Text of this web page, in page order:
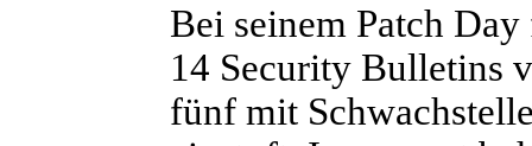
Bei seinem Patch
14 Security Bulletins
fünf mit